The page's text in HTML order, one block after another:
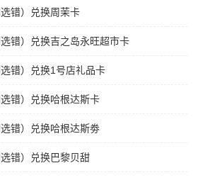
错）兑换周茉卡
错）兑换吉之岛永旺超市卡
错）兑换1号店礼品卡
错）兑换哈根达斯卡
错）兑换哈根达斯劵
错）兑换巴黎贝甜